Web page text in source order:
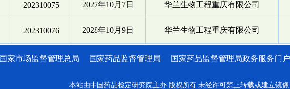
202310075 2027年10月7日 华兰生物工程重庆有限公司
202310076 2028年10月9日 华兰生物工程重庆有限公司
国家市场监督管理总局 国家药品监督管理局 国家药品监督管理局政务服务门户
本站由中国药品检定研究院主办 版权所有 未经许可禁止转载或建立镜像